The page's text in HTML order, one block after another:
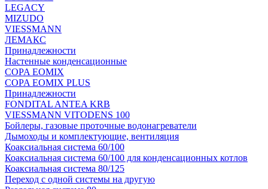
LEGACY
MIZUDO
VIESSMANN
ЛЕМАКС
Принадлежности
Настенные конденсационные
COPA EOMIX
COPA EOMIX PLUS
Принадлежности
FONDITAL ANTEA KRB
VIESSMANN VITODENS 100
Бойлеры, газовые проточные водонагреватели
Дымоходы и комплектующие, вентиляция
Коаксиальная система 60/100
Коаксиальная система 60/100 для конденсационных котлов
Коаксиальная система 80/125
Переход с одной системы на другую